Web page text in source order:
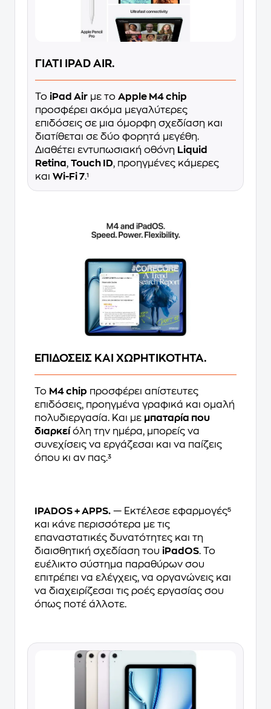
ΓΙΑΤΙ IPAD AIR.
Το iPad Air με το Apple M4 chip
προσφέρει ακόμα μεγαλύτερες
επιδόσεις σε μια όμορφη σχεδίαση και
διατίθεται σε δύο φορητά μεγέθη.
Διαθέτει εντυπωσιακή οθόνη Liquid
Retina, Touch ID, προηγμένες κάμερες
και Wi-Fi 7.¹
ΕΠΙΔΟΣΕΙΣ ΚΑΙ ΧΩΡΗΤΙΚΟΤΗΤΑ.
Το M4 chip προσφέρει απίστευτες
επιδόσεις, προηγμένα γραφικά και ομαλή
πολυδιεργασία. Και με μπαταρία που
διαρκεί όλη την ημέρα, μπορείς να
συνεχίσεις να εργάζεσαι και να παίζεις
όπου κι αν πας.³
IPADOS + APPS. — Εκτέλεσε εφαρμογές⁵
και κάνε περισσότερα με τις
επαναστατικές δυνατότητες και τη
διαισθητική σχεδίαση του iPadOS. Το
ευέλικτο σύστημα παραθύρων σου
επιτρέπει να ελέγχεις, να οργανώνεις και
να διαχειρίζεσαι τις ροές εργασίας σου
όπως ποτέ άλλοτε.